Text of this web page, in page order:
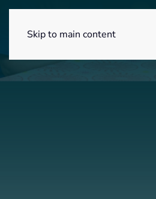
Skip to main content